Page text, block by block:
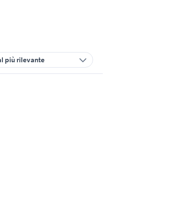
più rilevante